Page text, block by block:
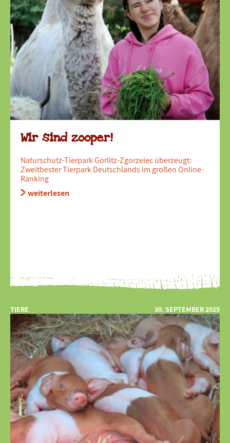
Wir sind zooper!
Naturschutz-Tierpark Görlitz-Zgorzelec überzeugt:
Zweitbester Tierpark Deutschlands im großen Online-
Ranking
weiterlesen
TIERE 30. SEPTEMBER 2025